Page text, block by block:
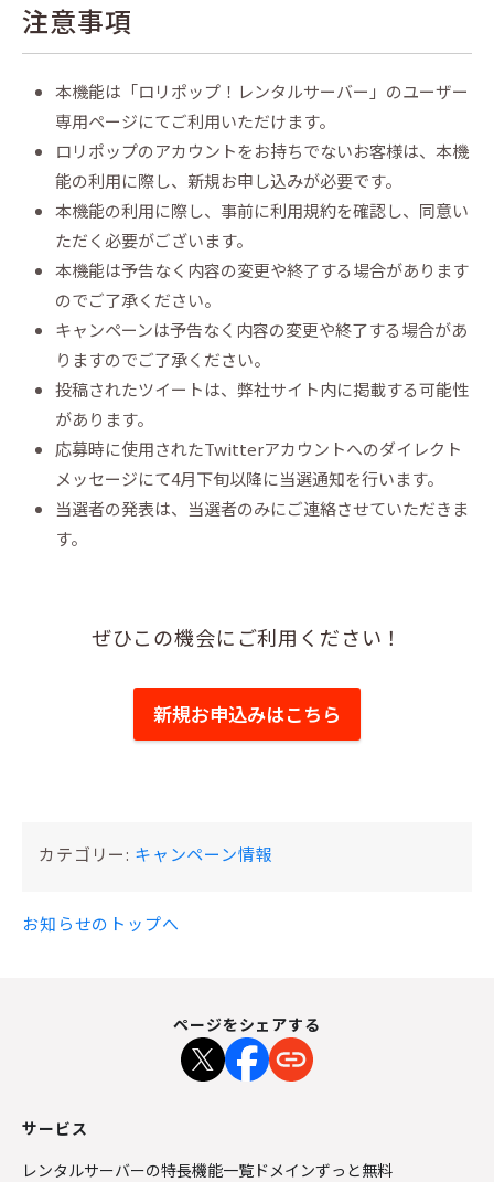
注意事項
本機能は「ロリポップ！レンタルサーバー」のユーザー
専用ページにてご利用いただけます。
ロリポップのアカウントをお持ちでないお客様は、本機
能の利用に際し、新規お申し込みが必要です。
本機能の利用に際し、事前に利用規約を確認し、同意い
ただく必要がございます。
本機能は予告なく内容の変更や終了する場合があります
のでご了承ください。
キャンペーンは予告なく内容の変更や終了する場合があ
りますのでご了承ください。
投稿されたツイートは、弊社サイト内に掲載する可能性
があります。
応募時に使用されたTwitterアカウントへのダイレクト
メッセージにて4月下旬以降に当選通知を行います。
当選者の発表は、当選者のみにご連絡させていただきま
す。
ぜひこの機会にご利用ください！
新規お申込みはこちら
カテゴリー: キャンペーン情報
お知らせのトップへ
ページをシェアする
サービス
レンタルサーバーの特長機能一覧 ドメインずっと無料